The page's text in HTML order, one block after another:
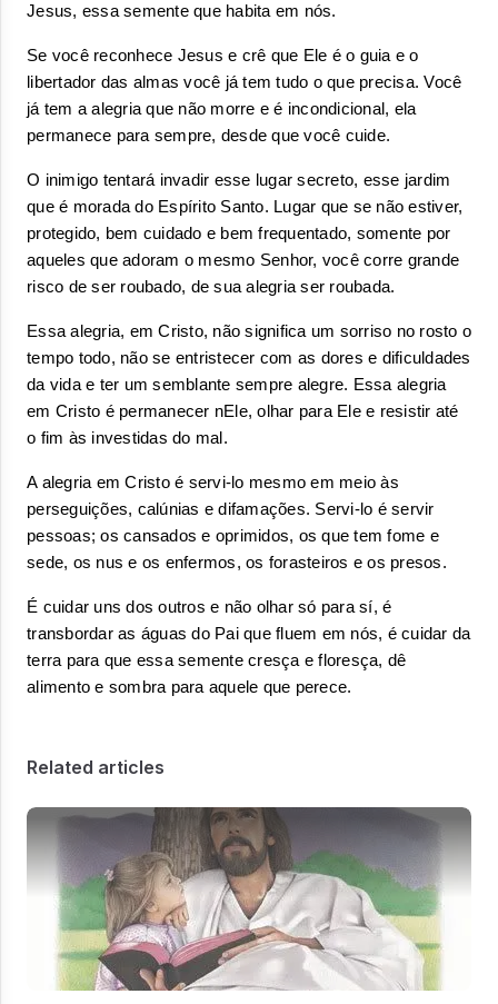
Jesus, essa semente que habita em nós.
Se você reconhece Jesus e crê que Ele é o guia e o
libertador das almas você já tem tudo o que precisa. Você
já tem a alegria que não morre e é incondicional, ela
permanece para sempre, desde que você cuide.
O inimigo tentará invadir esse lugar secreto, esse jardim
que é morada do Espírito Santo. Lugar que se não estiver,
protegido, bem cuidado e bem frequentado, somente por
aqueles que adoram o mesmo Senhor, você corre grande
risco de ser roubado, de sua alegria ser roubada.
Essa alegria, em Cristo, não significa um sorriso no rosto o
tempo todo, não se entristecer com as dores e dificuldades
da vida e ter um semblante sempre alegre. Essa alegria
em Cristo é permanecer nEle, olhar para Ele e resistir até
o fim às investidas do mal.
A alegria em Cristo é servi-lo mesmo em meio às
perseguições, calúnias e difamações. Servi-lo é servir
pessoas; os cansados e oprimidos, os que tem fome e
sede, os nus e os enfermos, os forasteiros e os presos.
É cuidar uns dos outros e não olhar só para sí, é
transbordar as águas do Pai que fluem em nós, é cuidar da
terra para que essa semente cresça e floresça, dê
alimento e sombra para aquele que perece.
Related articles